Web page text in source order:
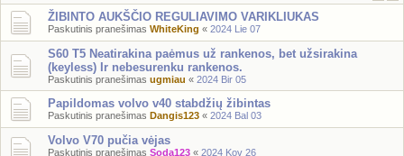
ŽIBINTO AUKŠČIO REGULIAVIMO VARIKLIUKAS
Paskutinis pranešimas WhiteKing « 2024 Lie 07
S60 T5 Neatirakina paėmus už rankenos, bet užsirakina
(keyless) Ir nebesurenku rankenos.
Paskutinis pranešimas ugmiau « 2024 Bir 05
Papildomas volvo v40 stabdžių žibintas
Paskutinis pranešimas Dangis123 « 2024 Bal 03
Volvo V70 pučia vėjas
Paskutinis pranešimas Soda123 « 2024 Kov 26